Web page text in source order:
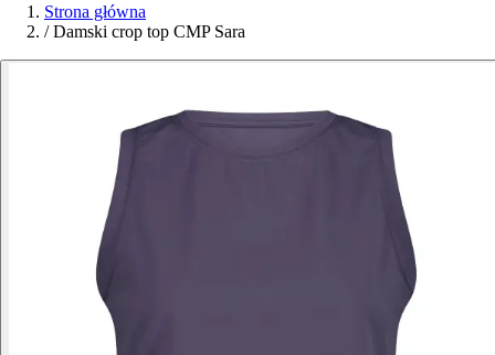
Strona główna
/ Damski crop top CMP Sara